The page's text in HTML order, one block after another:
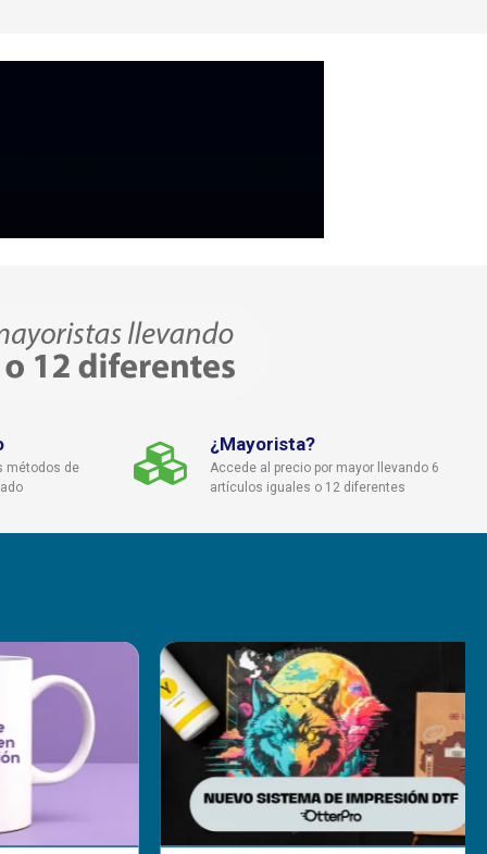
métodos de
¿Mayorista?
Accede al precio por mayor llevando 6
artículos iguales o 12 diferentes